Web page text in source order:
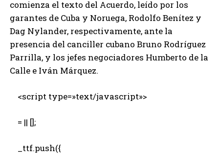
comienza el texto del Acuerdo, leído por los
garantes de Cuba y Noruega, Rodolfo Benítez y
Dag Nylander, respectivamente, ante la
presencia del canciller cubano Bruno Rodríguez
Parrilla, y los jefes negociadores Humberto de la
Calle e Iván Márquez.
<script type=»text/javascript»>
= || [];
_ttf.push({